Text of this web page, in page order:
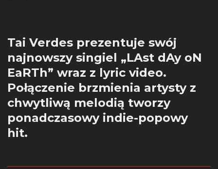
Tai Verdes prezentuje swój
najnowszy singiel „LAst dAy oN
EaRTh” wraz z lyric video.
Połączenie brzmienia artysty z
chwytliwą melodią tworzy
ponadczasowy indie-popowy
hit.